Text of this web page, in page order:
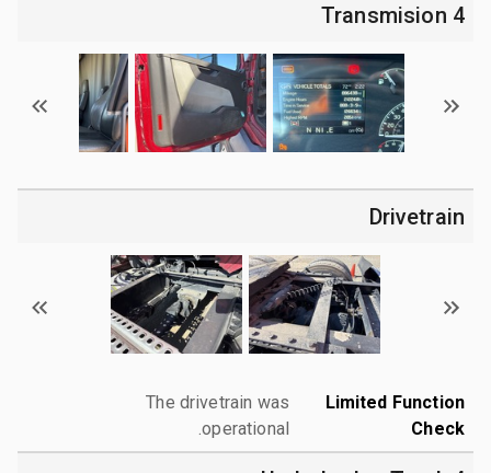
4 Transmision
Drivetrain
Limited Function
Check
The drivetrain was
operational.